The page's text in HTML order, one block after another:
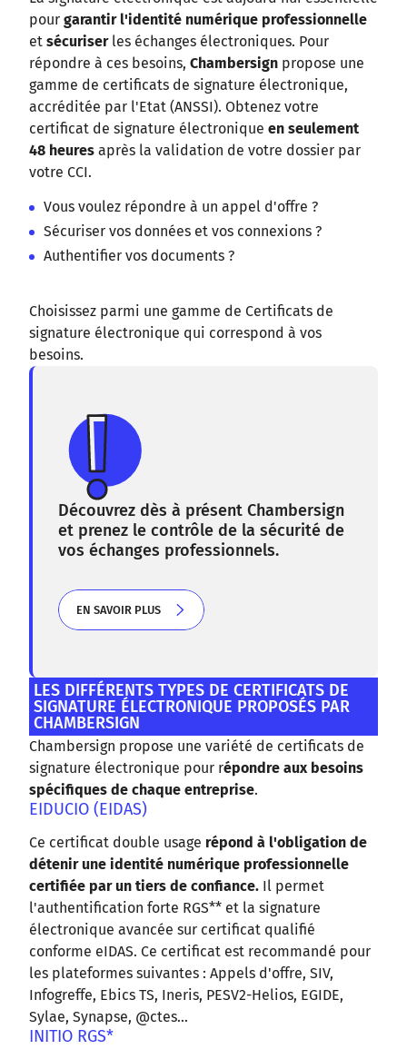
pour garantir l'identité numérique professionnelle
et sécuriser les échanges électroniques. Pour
répondre à ces besoins, Chambersign propose une
gamme de certificats de signature électronique,
accréditée par l'Etat (ANSSI). Obtenez votre
certificat de signature électronique en seulement
48 heures après la validation de votre dossier par
votre CCI.
Vous voulez répondre à un appel d'offre ?
Sécuriser vos données et vos connexions ?
Authentifier vos documents ?
Choisissez parmi une gamme de Certificats de
signature électronique qui correspond à vos
besoins.
Découvrez dès à présent Chambersign
et prenez le contrôle de la sécurité de
vos échanges professionnels.
EN SAVOIR PLUS
LES DIFFÉRENTS TYPES DE CERTIFICATS DE
SIGNATURE ÉLECTRONIQUE PROPOSÉS PAR
CHAMBERSIGN
Chambersign propose une variété de certificats de
signature électronique pour répondre aux besoins
spécifiques de chaque entreprise.
EIDUCIO (EIDAS)
Ce certificat double usage répond à l'obligation de
détenir une identité numérique professionnelle
certifiée par un tiers de confiance. Il permet
l'authentification forte RGS** et la signature
électronique avancée sur certificat qualifié
conforme eIDAS. Ce certificat est recommandé pour
les plateformes suivantes : Appels d'offre, SIV,
Infogreffe, Ebics TS, Ineris, PESV2-Helios, EGIDE,
Sylae, Synapse, @ctes...
INITIO RGS*